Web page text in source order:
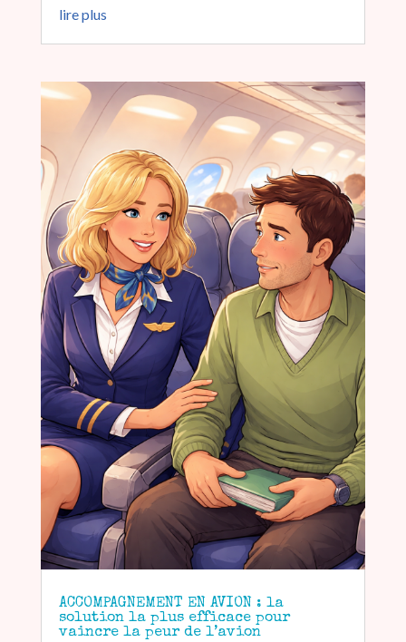
lire plus
ACCOMPAGNEMENT EN AVION : la
solution la plus efficace pour
vaincre la peur de l’avion